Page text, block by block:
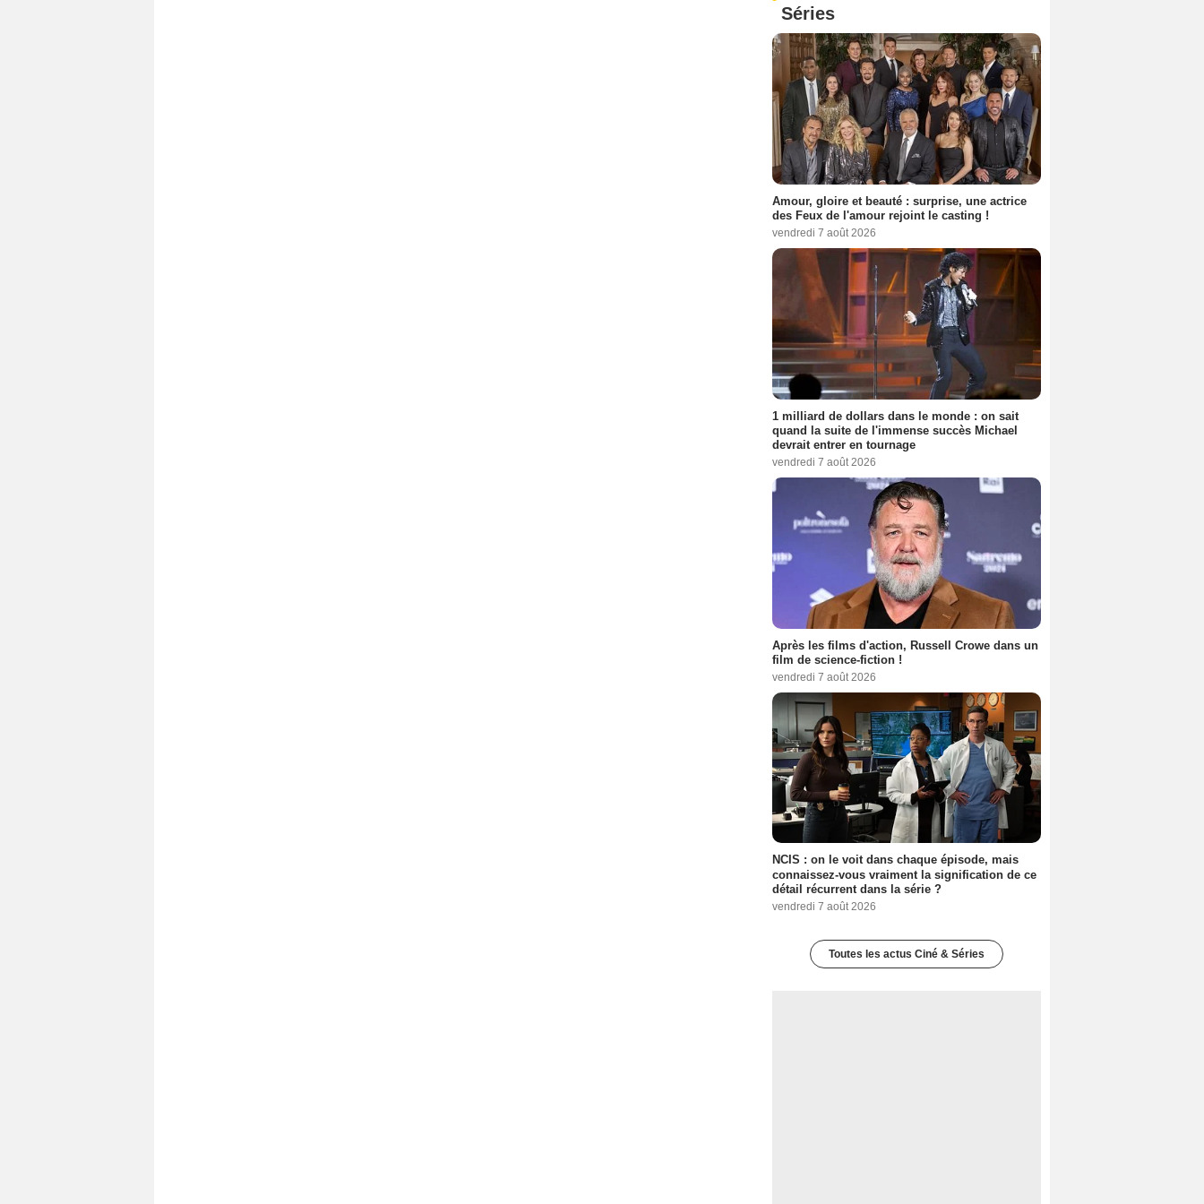
Séries
Amour, gloire et beauté : surprise, une actrice
des Feux de l'amour rejoint le casting !
vendredi 7 août 2026
1 milliard de dollars dans le monde : on sait
quand la suite de l'immense succès Michael
devrait entrer en tournage
vendredi 7 août 2026
Après les films d'action, Russell Crowe dans un
film de science-fiction !
vendredi 7 août 2026
NCIS : on le voit dans chaque épisode, mais
connaissez-vous vraiment la signification de ce
détail récurrent dans la série ?
vendredi 7 août 2026
Toutes les actus Ciné & Séries